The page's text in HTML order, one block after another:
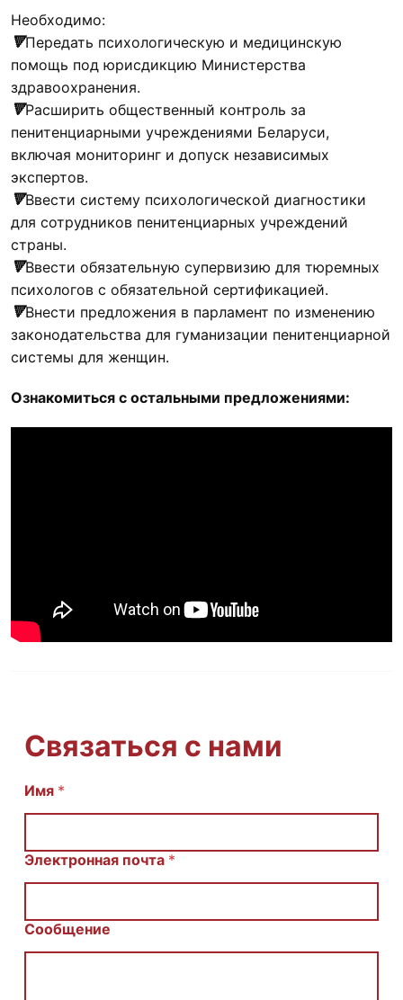
Необходимо:
🔻Передать психологическую и медицинскую
помощь под юрисдикцию Министерства
здравоохранения.
🔻Расширить общественный контроль за
пенитенциарными учреждениями Беларуси,
включая мониторинг и допуск независимых
экспертов.
🔻Ввести систему психологической диагностики
для сотрудников пенитенциарных учреждений
страны.
🔻Ввести обязательную супервизию для тюремных
психологов с обязательной сертификацией.
🔻Внести предложения в парламент по изменению
законодательства для гуманизации пенитенциарной
системы для женщин.
Ознакомиться с остальными предложениями:
Связаться с нами
Имя *
И
о
е
Электронная почта *
Сообщение